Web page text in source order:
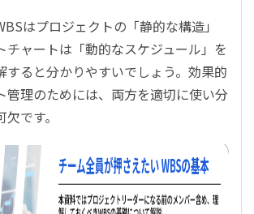
はプロジェクトの「静的な構造」
チャートは「動的なスケジュール」を
すると分かりやすいでしょう。効果的
管理のためには、両方を適切に使い分
です。